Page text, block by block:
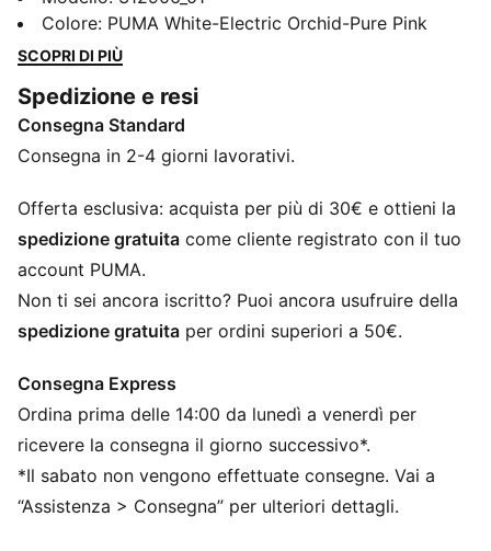
design pensati per chi vive l’adrenalina dell’arena.
Queste scarpe sono leggere, propulsive e pensate per
correre veloce e conquistare ogni traguardo.
CARATTERISTICHE + VANTAGGI
PWRPLATE: Piastra in fibra di carbonio progettata per
di energia
NITROFOAM™: schiuma avanzata infusa di azoto,
progettata per fornire reattività e ammortizzazione di
PUMAGRIP: mescola in gomma resistente ad alte
prestazioni progettata per consentire una trazione
La tomaia delle scarpe è realizzata con almeno il 20%
di materiali riciclati.
DETTAGLI
Larghezza: Regolare
Tipo di punta: Rotonda
Colore: PUMA White-Electric Orchid-Pure Pink
SCOPRI DI PIÙ
Spedizione e resi
Consegna Standard
Consegna in 2-4 giorni lavorativi.
Offerta esclusiva: acquista per più di 30€ e ottieni la
spedizione gratuita come cliente registrato con il tuo
account PUMA.
Non ti sei ancora iscritto? Puoi ancora usufruire della
spedizione gratuita per ordini superiori a 50€.
Consegna Express
Ordina prima delle 14:00 da lunedì a venerdì per
ricevere la consegna il giorno successivo*.
*Il sabato non vengono effettuate consegne. Vai a
“Assistenza > Consegna” per ulteriori dettagli.